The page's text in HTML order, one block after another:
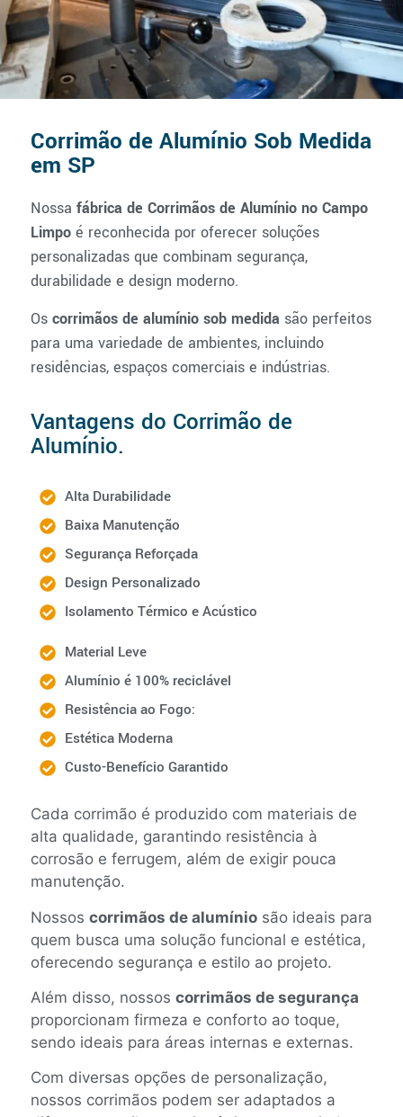
Corrimão de Alumínio Sob Medida
em SP
Nossa fábrica de Corrimãos de Alumínio no Campo
Limpo é reconhecida por oferecer soluções
personalizadas que combinam segurança,
durabilidade e design moderno.
Os corrimãos de alumínio sob medida são perfeitos
para uma variedade de ambientes, incluindo
residências, espaços comerciais e indústrias.
Vantagens do Corrimão de
Alumínio.
Alta Durabilidade
Baixa Manutenção
Segurança Reforçada
Design Personalizado
Isolamento Térmico e Acústico
Material Leve
Alumínio é 100% reciclável
Resistência ao Fogo:
Estética Moderna
Custo-Benefício Garantido
Cada corrimão é produzido com materiais de
alta qualidade, garantindo resistência à
corrosão e ferrugem, além de exigir pouca
manutenção.
Nossos corrimãos de alumínio são ideais para
quem busca uma solução funcional e estética,
oferecendo segurança e estilo ao projeto.
Além disso, nossos corrimãos de segurança
proporcionam firmeza e conforto ao toque,
sendo ideais para áreas internas e externas.
Com diversas opções de personalização,
nossos corrimãos podem ser adaptados a